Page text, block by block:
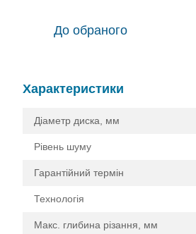
До обраного
Характеристики
Діаметр диска, мм
Рівень шуму
Гарантійний термін
Технологія
Макс. глибина різання, мм